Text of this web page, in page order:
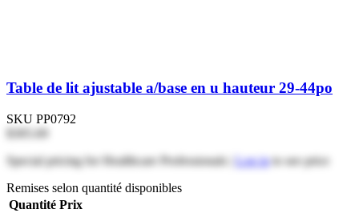
Table de lit ajustable a/base en u hauteur 29-44po
SKU PP0792
$305.69
Special pricing for Healthcare Professionals | Log into see price
Remises selon quantité disponibles
Quantité Prix